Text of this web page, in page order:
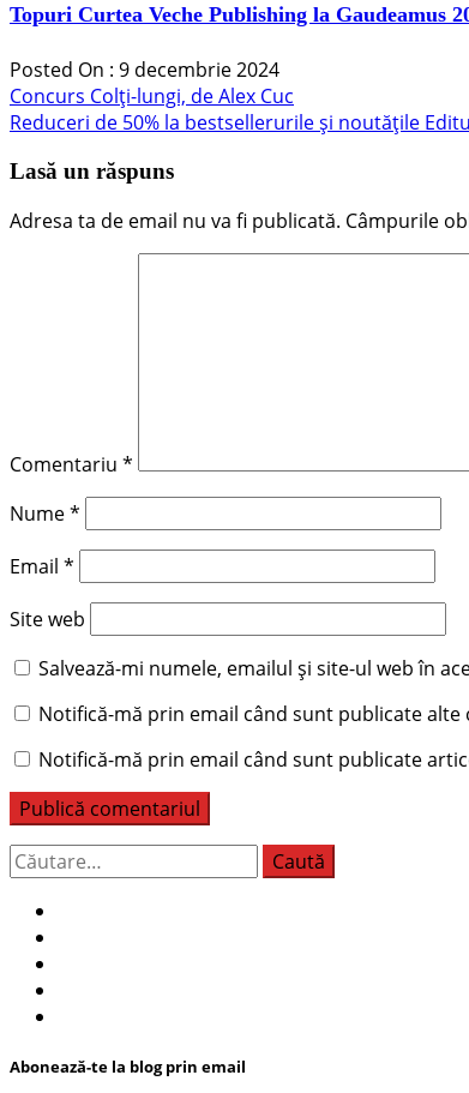
Topuri Curtea Veche Publishing la Gaudeamus
Posted On : 9 decembrie 2024
Navigare
în
articole
Articolul
anterior:
Concurs Colți-lungi, de Alex Cuc
Articolul
Reduceri de 50% la bestsellerurile și noutățile
Lasă un răspuns
Adresa ta de email nu va fi publicată. Câmpurile
Comentariu *
Nume*
Email *
Site web
Salvează-mi numele, emailul și site-ul web în
Notifică-mă prin email când sunt publicate alte
Notifică-mă prin email când sunt publicate
Caută
după:
Abonează-te la blog prin email